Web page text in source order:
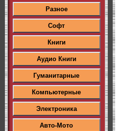
Разное
Софт
Книги
Аудио Книги
Гуманитарные
Компьютерные
Электроника
Авто-Мото